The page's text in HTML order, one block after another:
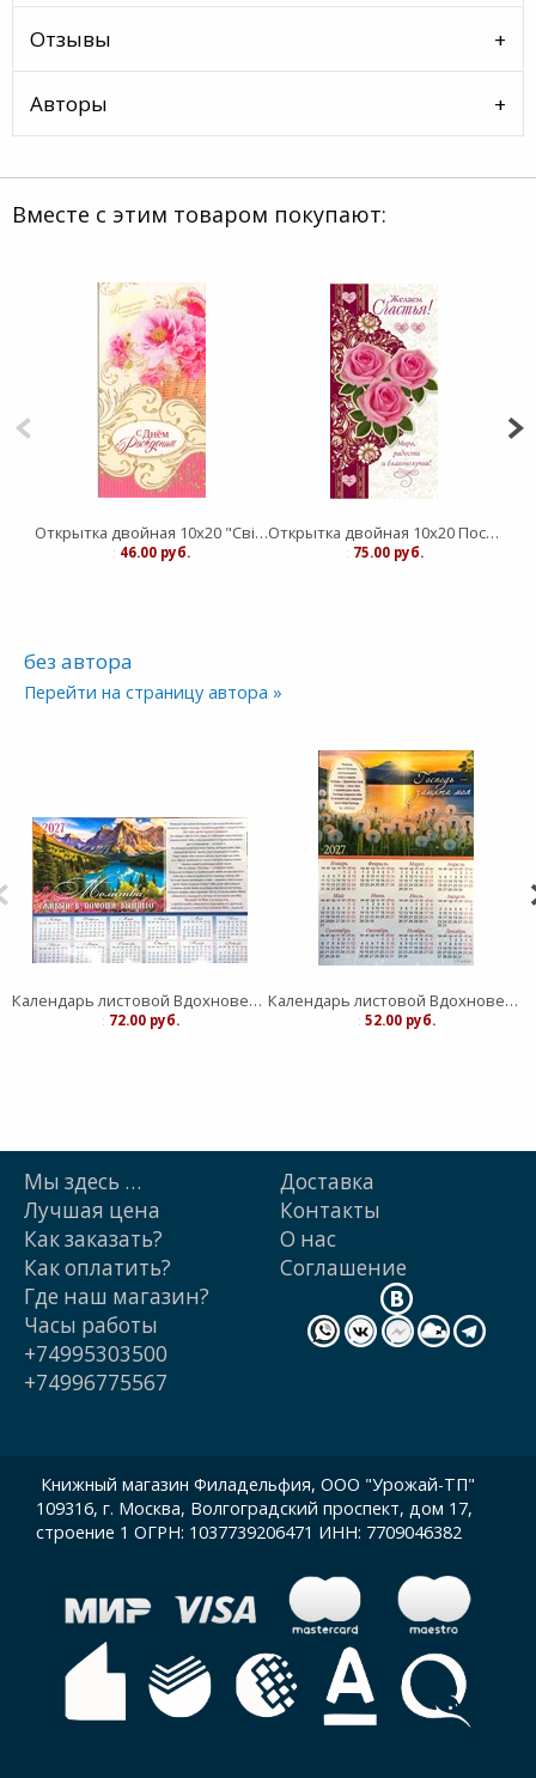
Отзывы
Авторы
Вместе с этим товаром покупают:
Открытка двойная 10х20 "Свiтло Пiкчерз"
: 46.00 руб.
Открытка двойная 10х20 Послание Доброты
: 75.00 руб.
без автора
Перейти на страницу автора »
Календарь листовой Вдохновение "Живый в помощи Вышнего"средний
: 72.00 руб.
Календарь листовой Вдохновение "Господь - защите моя" малый
: 52.00 руб.
Мы здесь …
Лучшая цена
Как заказать?
Как оплатить?
Доставка
Контакты
О нас
Cоглашение
Где наш магазин?
Часы работы
+74995303500
+74996775567
Книжный магазин Филадельфия, ООО "Урожай-ТП"
109316, г. Москва, Волгоградский проспект, дом 17,
строение 1 ОГРН: 1037739206471 ИНН: 7709046382